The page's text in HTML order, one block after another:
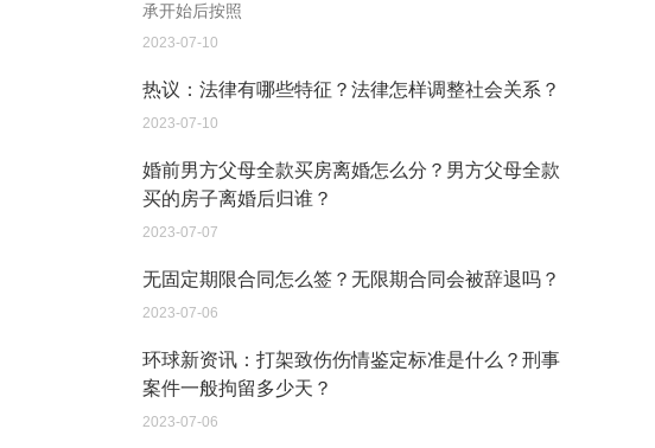
承开始后按照
2023-07-10
热议：法律有哪些特征？法律怎样调整社会关系？
2023-07-10
婚前男方父母全款买房离婚怎么分？男方父母全款
买的房子离婚后归谁？
2023-07-07
无固定期限合同怎么签？无限期合同会被辞退吗？
2023-07-06
环球新资讯：打架致伤伤情鉴定标准是什么？刑事
案件一般拘留多少天？
2023-07-06
继承遗产的份额怎么分配？